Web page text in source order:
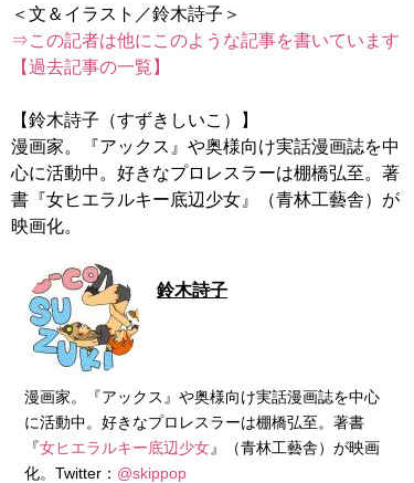
⇒この記者は他にこのような記事を書いています
【過去記事の一覧】
【鈴木詩子（すずきしいこ）】
漫画家。『アックス』や奥様向け実話漫画誌を中
心に活動中。好きなプロレスラーは棚橋弘至。著
書『女ヒエラルキー底辺少女』（青林工藝舎）が
映画化。
鈴木詩子
漫画家。『アックス』や奥様向け実話漫画誌を中心
に活動中。好きなプロレスラーは棚橋弘至。著書
『女ヒエラルキー底辺少女』（青林工藝舎）が映画
化。Twitter： @skippop